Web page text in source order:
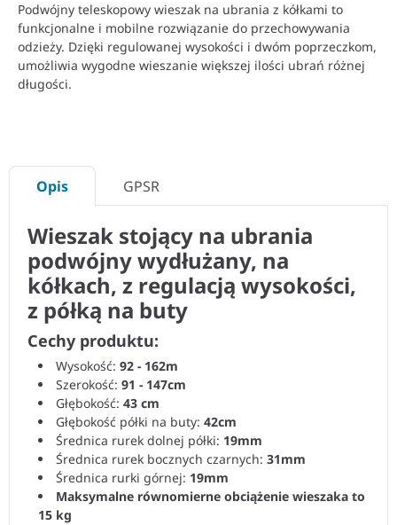
Podwójny teleskopowy wieszak na ubrania z kółkami to
funkcjonalne i mobilne rozwiązanie do przechowywania
odzieży. Dzięki regulowanej wysokości i dwóm poprzeczkom,
umożliwia wygodne wieszanie większej ilości ubrań różnej
długości.
Opis GPSR
Wieszak stojący na ubrania
podwójny wydłużany, na
kółkach, z regulacją wysokości,
z półką na buty
Cechy produktu:
Wysokość: 92 - 162m
Szerokość: 91 - 147cm
Głębokość: 43 cm
Głębokość półki na buty: 42cm
Średnica rurek dolnej półki: 19mm
Średnica rurek bocznych czarnych: 31mm
Średnica rurki górnej: 19mm
Maksymalne równomierne obciążenie wieszaka to
15 kg